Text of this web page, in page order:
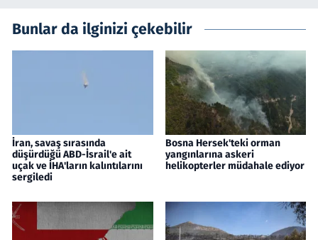
Bunlar da ilginizi çekebilir
İran, savaş sırasında
düşürdüğü ABD-İsrail'e ait
uçak ve İHA'ların kalıntılarını
sergiledi
Bosna Hersek'teki orman
yangınlarına askeri
helikopterler müdahale ediyor